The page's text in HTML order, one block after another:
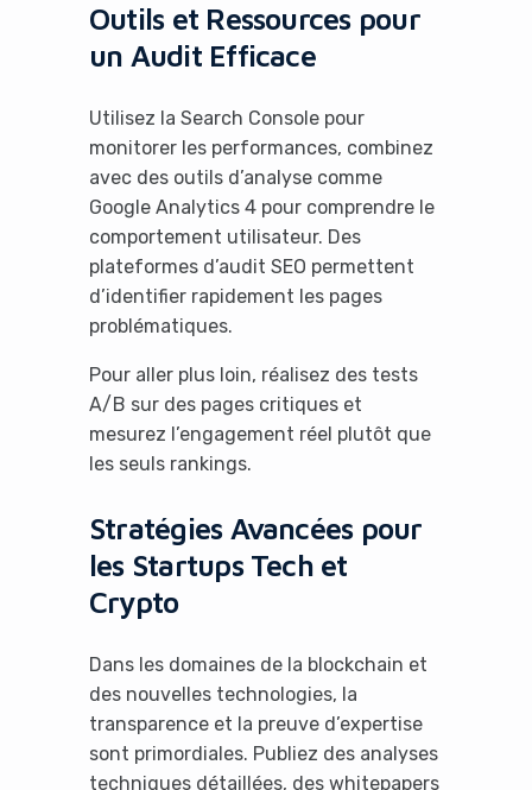
Outils et Ressources pour
un Audit Efficace
Utilisez la Search Console pour
monitorer les performances, combinez
avec des outils d’analyse comme
Google Analytics 4 pour comprendre le
comportement utilisateur. Des
plateformes d’audit SEO permettent
d’identifier rapidement les pages
problématiques.
Pour aller plus loin, réalisez des tests
A/B sur des pages critiques et
mesurez l’engagement réel plutôt que
les seuls rankings.
Stratégies Avancées pour
les Startups Tech et
Crypto
Dans les domaines de la blockchain et
des nouvelles technologies, la
transparence et la preuve d’expertise
sont primordiales. Publiez des analyses
techniques détaillées, des whitepapers